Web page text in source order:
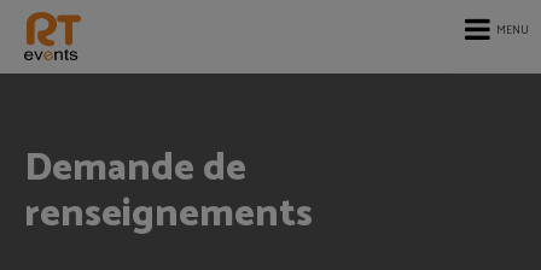
MENU
Demande de
renseignements